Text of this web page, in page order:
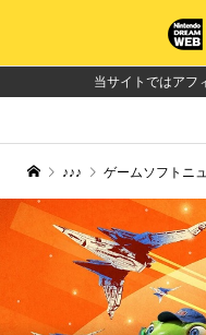
当サイトではアフ
♪♪♪ ゲームソフトニ